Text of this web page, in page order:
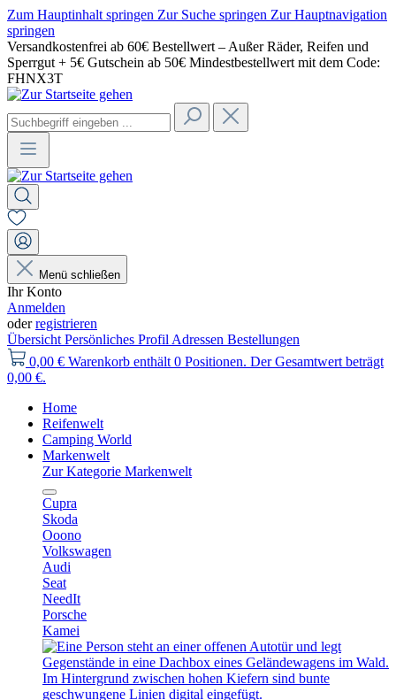
Zum Hauptinhalt springen Zur Suche springen Zur Hauptnavigation
springen
Versandkostenfrei ab 60€ Bestellwert – Außer Räder, Reifen und
Sperrgut + 5€ Gutschein ab 50€ Mindestbestellwert mit dem Code:
FHNX3T
Menü schließen
Ihr Konto
Anmelden
oderregistrieren
Übersicht Persönliches Profil Adressen Bestellungen
0,00 € Warenkorb enthält 0 Positionen. Der Gesamtwert beträgt
0,00 €.
Home
Reifenwelt
Camping World
Markenwelt
Zur Kategorie Markenwelt
Cupra
Skoda
Ooono
Volkswagen
Audi
Seat
NeedIt
Porsche
Kamei